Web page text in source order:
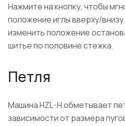
Нажмите на кнопку, чтобы
положение иглы вверху/
изменить положение
шитье по половине стежка.
Петля
Машина HZL-H обметывает
зависимости от размера